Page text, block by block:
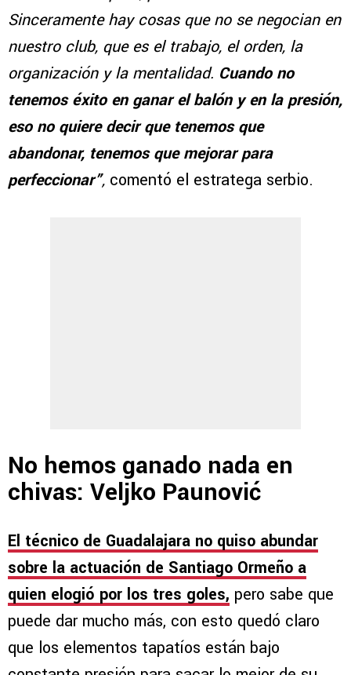
Sinceramente hay cosas que no se negocian en
nuestro club, que es el trabajo, el orden, la
organización y la mentalidad. Cuando no
tenemos éxito en ganar el balón y en la presión,
eso no quiere decir que tenemos que
abandonar, tenemos que mejorar para
perfeccionar”, comentó el estratega serbio.
No hemos ganado nada en
chivas: Veljko Paunović
El técnico de Guadalajara no quiso abundar
sobre la actuación de Santiago Ormeño a
quien elogió por los tres goles, pero sabe que
puede dar mucho más, con esto quedó claro
que los elementos tapatíos están bajo